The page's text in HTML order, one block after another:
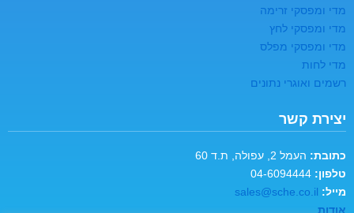
מדי ומפסקי זרימה
מדי ומפסקי לחץ
מדי ומפסקי מפלס
מדי לחות
רשמים ואוגרי נתונים
יצירת קשר
כתובת: העמל 2, עפולה, ת.ד 60
טלפון:
מייל: sales@sche.co.il
אודות